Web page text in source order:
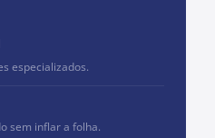
especializados.
sem inflar a folha.